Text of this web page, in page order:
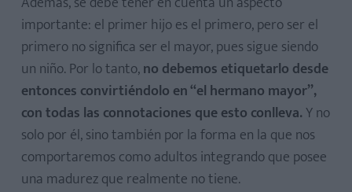
importante: el primer hijo es el primero, pero ser el
primero no significa ser el mayor, pues sigue siendo
un niño. Por lo tanto,no debemos etiquetarlo desde
entonces convirtiéndolo en “el hermano mayor”,
con todas las connotaciones que esto conlleva.Y no
solo por él, sino también por la forma en la que nos
comportaremos como adultos integrando que posee
una madurez que realmente no tiene.